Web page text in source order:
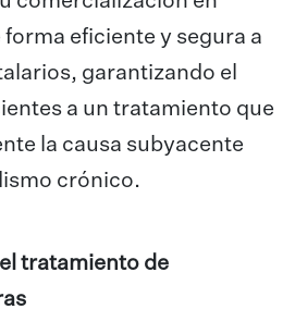
forma eficiente y segura a
garantizando el
a un tratamiento que
la causa subyacente
crónico.
tratamiento de